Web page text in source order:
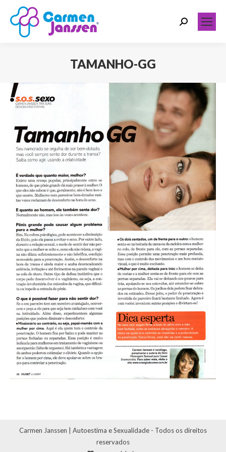
Search:
TAMANHO-GG
Carmen Janssen | Autoestima e Sexualidade - Todos os direitos
reservados